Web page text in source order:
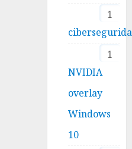
1
1
NVIDIA
overlay
Windows
10